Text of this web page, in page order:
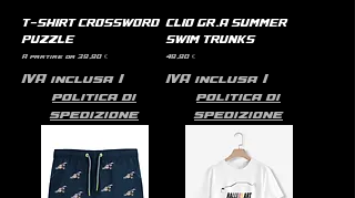
T-SHIRT CROSSWORD
PUZZLE
A partire da 39,90 €
Prezzo scontato
IVA inclusa|
politica di
spedizione
CLIO GR.A SUMMER
SWIM TRUNKS
Prezzo
49,90 €
IVA inclusa|
politica di
spedizione